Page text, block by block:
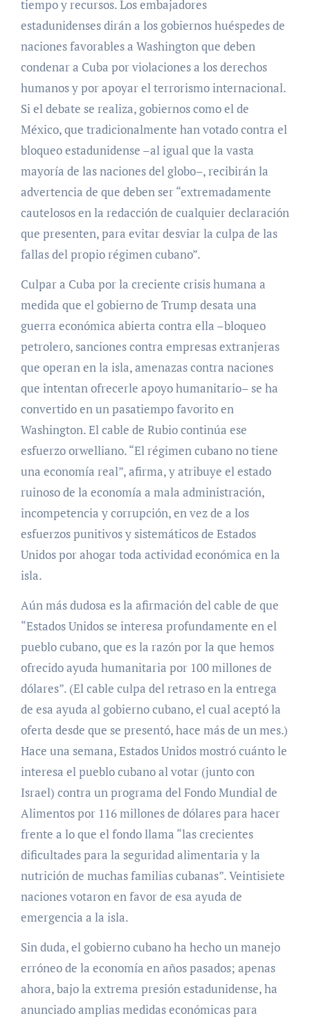
tiempo y recursos. Los embajadores
estadunidenses dirán a los gobiernos huéspedes de
naciones favorables a Washington que deben
condenar a Cuba por violaciones a los derechos
humanos y por apoyar el terrorismo internacional.
Si el debate se realiza, gobiernos como el de
México, que tradicionalmente han votado contra el
bloqueo estadunidense –al igual que la vasta
mayoría de las naciones del globo–, recibirán la
advertencia de que deben ser “extremadamente
cautelosos en la redacción de cualquier declaración
que presenten, para evitar desviar la culpa de las
fallas del propio régimen cubano”.
Culpar a Cuba por la creciente crisis humana a
medida que el gobierno de Trump desata una
guerra económica abierta contra ella –bloqueo
petrolero, sanciones contra empresas extranjeras
que operan en la isla, amenazas contra naciones
que intentan ofrecerle apoyo humanitario– se ha
convertido en un pasatiempo favorito en
Washington. El cable de Rubio continúa ese
esfuerzo orwelliano. “El régimen cubano no tiene
una economía real”, afirma, y atribuye el estado
ruinoso de la economía a mala administración,
incompetencia y corrupción, en vez de a los
esfuerzos punitivos y sistemáticos de Estados
Unidos por ahogar toda actividad económica en la
isla.
Aún más dudosa es la afirmación del cable de que
“Estados Unidos se interesa profundamente en el
pueblo cubano, que es la razón por la que hemos
ofrecido ayuda humanitaria por 100 millones de
dólares”. (El cable culpa del retraso en la entrega
de esa ayuda al gobierno cubano, el cual aceptó la
oferta desde que se presentó, hace más de un mes.)
Hace una semana, Estados Unidos mostró cuánto le
interesa el pueblo cubano al votar (junto con
Israel) contra un programa del Fondo Mundial de
Alimentos por 116 millones de dólares para hacer
frente a lo que el fondo llama “las crecientes
dificultades para la seguridad alimentaria y la
nutrición de muchas familias cubanas”. Veintisiete
naciones votaron en favor de esa ayuda de
emergencia a la isla.
Sin duda, el gobierno cubano ha hecho un manejo
erróneo de la economía en años pasados; apenas
ahora, bajo la extrema presión estadunidense, ha
anunciado amplias medidas económicas para